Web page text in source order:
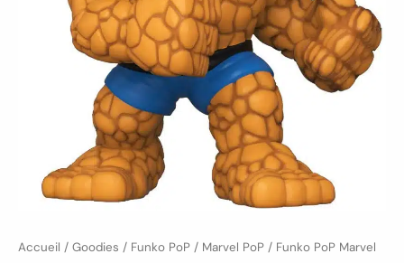
Accueil / Goodies / Funko PoP / Marvel PoP / Funko PoP Marvel